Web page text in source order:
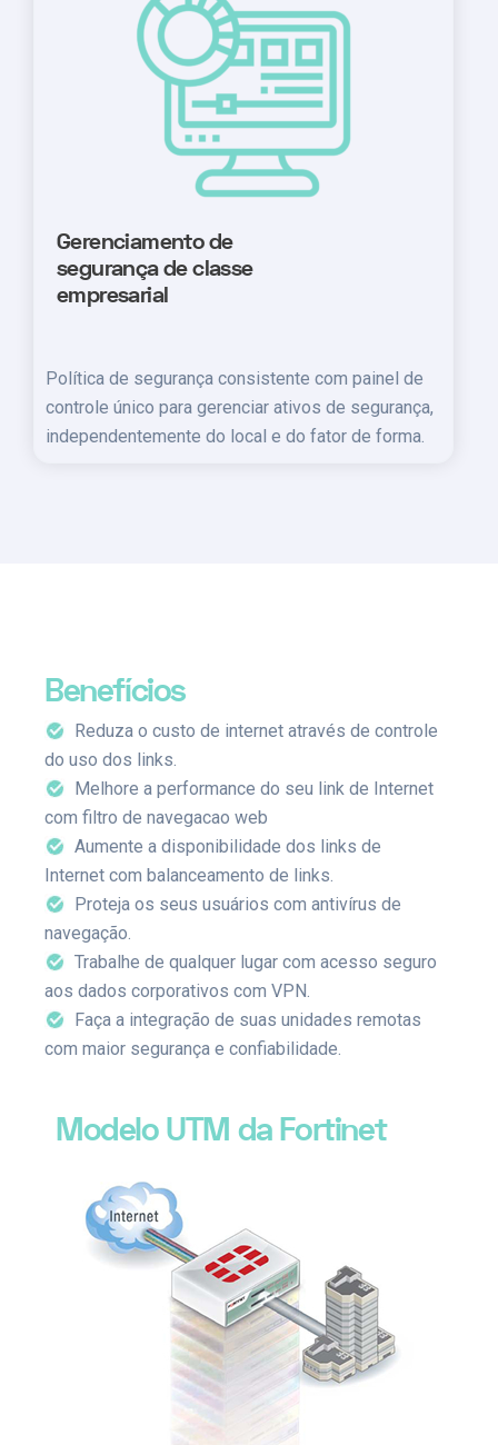
Gerenciamento de
segurança de classe
empresarial
Política de segurança consistente com painel de
controle único para gerenciar ativos de segurança,
independentemente do local e do fator de forma.
Benefícios
Reduza o custo de internet através de controle
do uso dos links.
Melhore a performance do seu link de Internet
com filtro de navegacao web
Aumente a disponibilidade dos links de
Internet com balanceamento de links.
Proteja os seus usuários com antivírus de
navegação.
Trabalhe de qualquer lugar com acesso seguro
aos dados corporativos com VPN.
Faça a integração de suas unidades remotas
com maior segurança e confiabilidade.
Modelo UTM da Fortinet